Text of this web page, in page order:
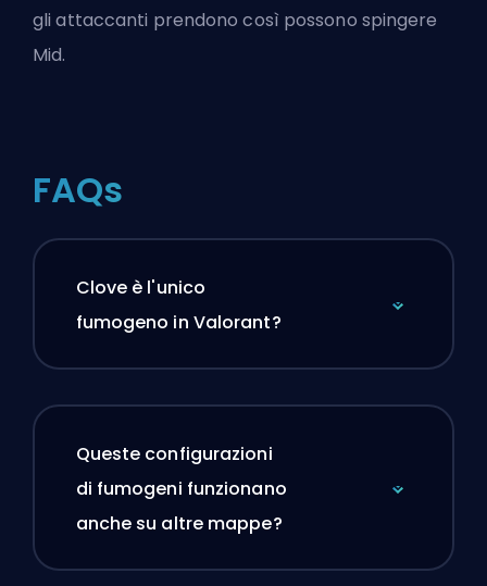
gli attaccanti prendono così possono spingere
Mid.
FAQs
Clove è l'unico
fumogeno in Valorant?
Queste configurazioni
di fumogeni funzionano
anche su altre mappe?